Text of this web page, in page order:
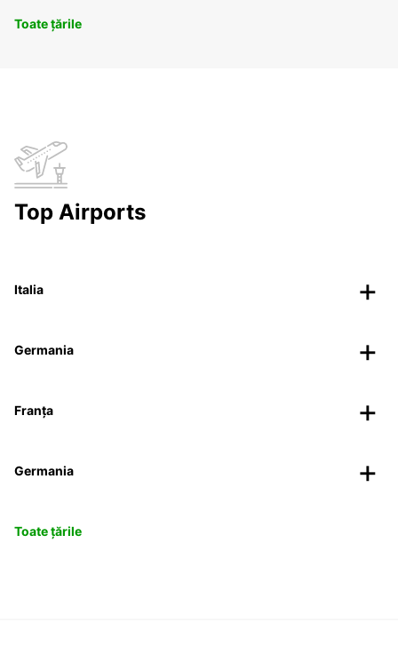
Toate țările
Top Airports
Italia
Germania
Franța
Germania
Toate țările